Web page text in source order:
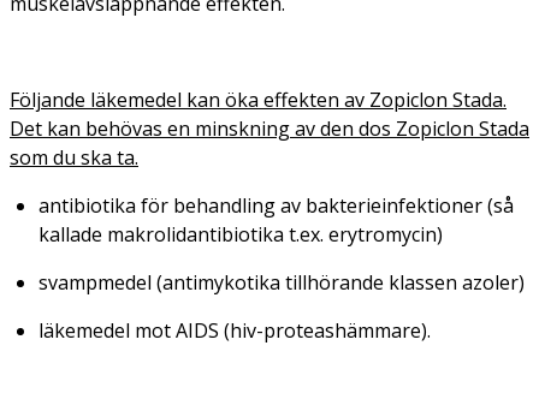
Följande läkemedel kan öka effekten av Zopiclon Stada.
Det kan behövas en minskning av den dos Zopiclon Stada
som du ska ta.
antibiotika för behandling av bakterieinfektioner (så
kallade makrolidantibiotika t.ex. erytromycin)
svampmedel (antimykotika tillhörande klassen azoler)
läkemedel mot AIDS (hiv-proteashämmare).